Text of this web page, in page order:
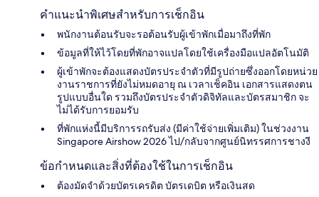
คำแนะนำพิเศษสำหรับการเช็กอิน
พนักงานต้อนรับจะรอต้อนรับผู้เข้าพักเมื่อมาถึงที่พัก
ข้อมูลที่ให้ไว้โดยที่พักอาจแปลโดยใช้เครื่องมือแปลอัตโนมัติ
ผู้เข้าพักจะต้องแสดงบัตรประจำตัวที่มีรูปถ่ายซึ่งออกโดยหน่วย
งานราชการที่ยังไม่หมดอายุ ณ เวลาเช็คอิน เอกสารแสดงตน
รูปแบบอื่นใด รวมถึงบัตรประจำตัวดิจิทัลและบัตรสมาชิก จะ
ไม่ได้รับการยอมรับ
ที่พักแห่งนี้มีบริการรถรับส่ง (มีค่าใช้จ่ายเพิ่มเติม) ในช่วงงาน
Singapore Airshow 2026 ไป/กลับจากศูนย์นิทรรศการชางงี
ข้อกำหนดและสิ่งที่ต้องใช้ในการเช็กอิน
ต้องมัดจำด้วยบัตรเครดิต บัตรเดบิต หรือเงินสด